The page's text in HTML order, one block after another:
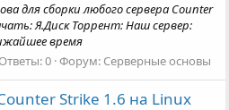
для сборки любого сервера Counter
Я.Диск Торрент: Наш сервер:
время
Ответы: 0 Форум: Серверные основы
Strike 1.6 на Linux